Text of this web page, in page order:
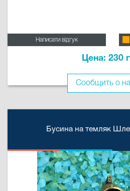
Написати відгук
Цена: 230
Сообщить о
Бусина на темляк